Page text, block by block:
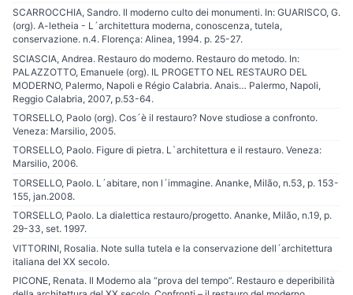
SCARROCCHIA, Sandro. Il moderno culto dei monumenti. In: GUARISCO, G.
(org). A-letheia - L´architettura moderna, conoscenza, tutela,
conservazione. n.4. Florença: Alinea, 1994. p. 25-27.
SCIASCIA, Andrea. Restauro do moderno. Restauro do metodo. In:
PALAZZOTTO, Emanuele (org). IL PROGETTO NEL RESTAURO DEL
MODERNO, Palermo, Napoli e Régio Calabria. Anais… Palermo, Napoli,
Reggio Calabria, 2007, p.53-64.
TORSELLO, Paolo (org). Cos´è il restauro? Nove studiose a confronto.
Veneza: Marsilio, 2005.
TORSELLO, Paolo. Figure di pietra. L`architettura e il restauro. Veneza:
Marsilio, 2006.
TORSELLO, Paolo. L´abitare, non l´immagine. Ananke, Milão, n.53, p. 153-
155, jan.2008.
TORSELLO, Paolo. La dialettica restauro/progetto. Ananke, Milão, n.19, p.
29-33, set. 1997.
VITTORINI, Rosalia. Note sulla tutela e la conservazione dell´architettura
italiana del XX secolo.
PICONE, Renata. Il Moderno ala “prova del tempo”. Restauro e deperibilità